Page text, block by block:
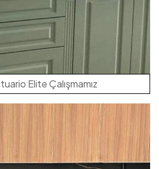
Elite Çalışmamız